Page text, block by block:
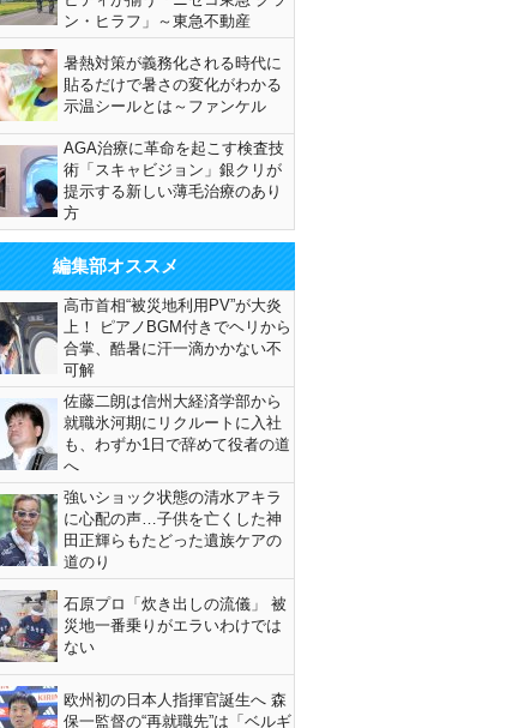
ン・ヒラフ」～東急不動産
暑熱対策が義務化される時代に
貼るだけで暑さの変化がわかる
示温シールとは～ファンケル
AGA治療に革命を起こす検査技
術「スキャビジョン」銀クリが
提示する新しい薄毛治療のあり
方
編集部オススメ
高市首相“被災地利用PV”が大炎
上！ ピアノBGM付きでヘリから
合掌、酷暑に汗一滴かかない不
可解
佐藤二朗は信州大経済学部から
就職氷河期にリクルートに入社
も、わずか1日で辞めて役者の道
へ
強いショック状態の清水アキラ
に心配の声…子供を亡くした神
田正輝らもたどった遺族ケアの
道のり
石原プロ「炊き出しの流儀」 被
災地一番乗りがエラいわけでは
ない
欧州初の日本人指揮官誕生へ 森
保一監督の“再就職先”は「ベルギ